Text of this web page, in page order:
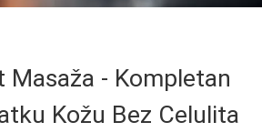
Masaža - Kompletan
Kožu Bez Celulita